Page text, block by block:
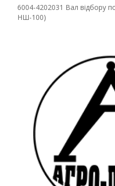
6004-4202031 Вал відбору
НШ-100)